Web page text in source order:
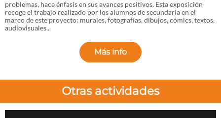
problemas, hace énfasis en sus avances positivos. Esta exposición
recoge el trabajo realizado por los alumnos de secundaria en el
marco de este proyecto: murales, fotografías, dibujos, cómics, textos,
audiovisuales...
Más info
Otras actividades